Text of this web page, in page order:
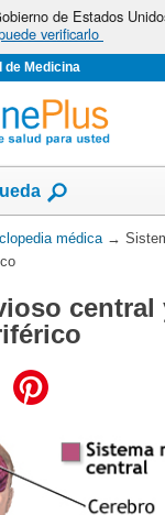
de Estados
verificarlo
de Medicina
médica →
central